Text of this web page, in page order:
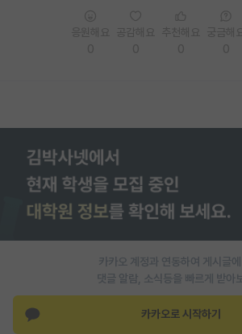
PI 전용 게시판
인문사회 계열 게시판
특수/전문대학원 게시판
반도체/AI 게시판
장학금/장학생 게시판
학술 정보 게시판
카카오 계정과 연동하여 게시글
댓글 알람, 소식등을 빠르게 받아
카카오로 시작하기